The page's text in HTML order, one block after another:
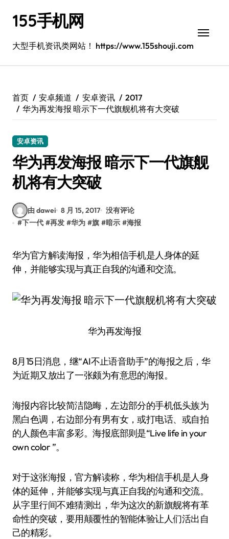
155手机网
大型手机资讯类网站！ https://www.155shouji.com
首页 安卓频道 安卓资讯
2017
华为再发海报 暗示下一代旗舰机将有大突破
安卓资讯
华为再发海报 暗示下一代旗舰
机将有大突破
由 dawei 8 月 15, 2017 没有评论
#下一代 #再发 #华为 #旗 #暗示 #海报
华为官方解读海报，华为相信手机是人身体的延
伸，并能够实现与真正自我的沟通和交流。
华为再发海报
8月15日消息，继“AI不止语音助手”的海报之后，华
为近期又放出了一张颇为有意思的海报。
海报内容比较简洁隐晦，左边部分的手机低头族为
黑白色调，右边部分有男有女，或打电话、或自拍
的人颜色丰富多彩。海报底部则是“Live life in your
own color ”。
对于这张海报，官方解读称，华为相信手机是人身
体的延伸，并能够实现与真正自我的沟通和交流。
从字里行间不难猜测出，华为这次的新旗舰将有革
命性的突破，要用颠覆性的智能体验让人们活出自
己的精彩。